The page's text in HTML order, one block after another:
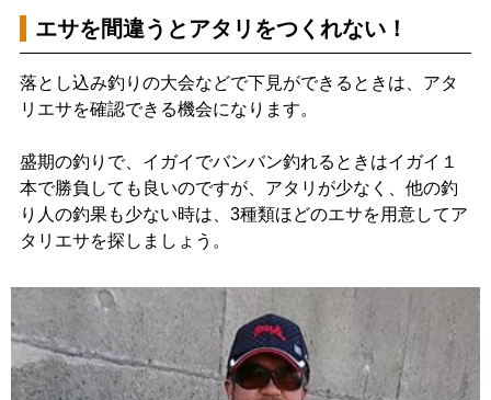
エサを間違うとアタリをつくれない！
落とし込み釣りの大会などで下見ができるときは、アタ
リエサを確認できる機会になります。
盛期の釣りで、イガイでバンバン釣れるときはイガイ１
本で勝負しても良いのですが、アタリが少なく、他の釣
り人の釣果も少ない時は、3種類ほどのエサを用意してア
タリエサを探しましょう。